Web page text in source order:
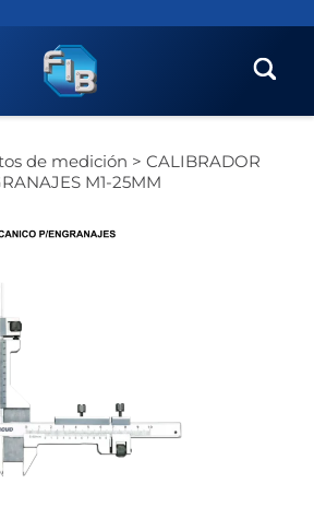
de medición >CALIBRADOR
M1-25MM